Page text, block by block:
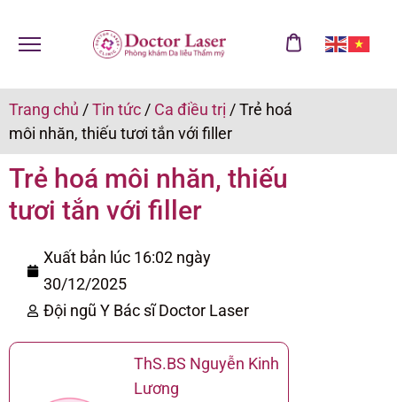
Trang chủ /Tin tức / Ca điều trị /Trẻ hoá
môi nhăn, thiếu tươi tắn với filler
Trẻ hoá môi nhăn, thiếu
tươi tắn với filler
Xuất bản lúc 16:02 ngày
30/12/2025
Đội ngũ Y Bác sĩ Doctor Laser
ThS.BS Nguyễn Kinh
Lương